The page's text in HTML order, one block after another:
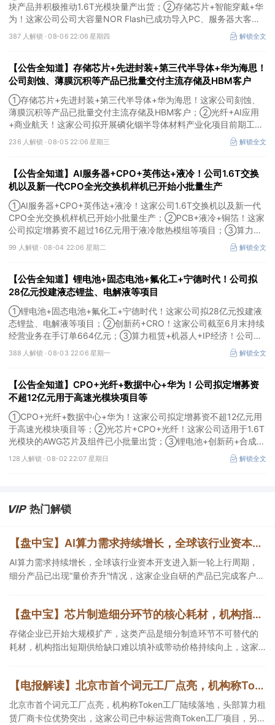
块产品并积极推动1.6T光模块量产出货；②存储芯片+智能穿戴+华
为！这家公司公司大容量NOR Flash已成功导入PC、服务器大客
户；③边缘计算+智慧灯杆！公司拟跨界布局固态存储标的。
387 人解锁 ·08-06 22:06 星期四 解锁全文
【公告全知道】存储芯片+先进封装+第三代半导体+华为海思！
公司刻蚀、薄膜沉积等产品已批量交付主流存储及HBM客户
①存储芯片+先进封装+第三代半导体+华为海思！这家公司刻蚀、
薄膜沉积等产品已批量交付主流存储及HBM客户；②光纤+AI应用
+商业航天！这家公司拟开展磷化铟半导体材料产业化项目前期工
作；③MLCC+光模块+商业航天+军工！公司拟定增募资不超3亿元
用于MLCC相关项目。
236 人解锁 ·08-05 22:06 星期三 解锁全文
【公告全知道】AI服务器+CPO+英伟达+液冷！公司1.6T交换
机以及新一代CPO全光交换机样机已开始小批量生产
①AI服务器+CPO+英伟达+液冷！这家公司1.6T交换机以及新一代
CPO全光交换机样机已开始小批量生产；②PCB+液冷+铜箔！这家
公司拟定增募资不超过16亿元用于液冷散热模组等项目；③算力
+云计算+华为鲲鹏！公司签署超46亿元算力服务合同。
99 人解锁 · 08-04 22:06 星期二 解锁全文
【公告全知道】锂电池+固态电池+氟化工+宁德时代！公司拟
28亿元投建液态锂盐、电解液等项目
①锂电池+固态电池+氟化工+宁德时代！这家公司拟28亿元投建液
态锂盐、电解液等项目；②创新药+CRO！这家公司截至6月末持续
经营业务在手订单664亿元；③算力租赁+机器人+IP经济！公司签
署32亿元算力服务合同。
388 人解锁 ·08-03 22:06 星期一 解锁全文
【公告全知道】CPO+光纤+数据中心+华为！公司拟定增募资
不超12亿元用于高速光模块项目等
①CPO+光纤+数据中心+华为！这家公司拟定增募资不超12亿元用
于高速光模块项目等；②光芯片+CPO+光纤！这家公司适用于1.6T
光模块的AWG芯片及组件已小批量出货；③锂电池+创新药+合成生
物！公司拟定增募资不超过7亿元以切入半导体供应链。
128 人解锁 ·08-02 22:07 星期日 解锁全文
热门解锁
【盘中宝】AI算力需求持续增长，全球该行业资本开支进入新一轮上行周期，细分产品已出现“量价齐升”情况，这家企业在手订单超百亿元
AI算力需求持续增长，全球该行业资本开支进入新一轮上行周期，
细分产品已出现“量价齐升”情况，这家企业自研的产品已完成客户端
【盘中宝】芯片制造细分环节的核心耗材，机构指出短期供给缺口难以填补，或带动这类产品价格持续向上，这家公司拥有相关产能
存储企业已开始大规模扩产，这类产品是细分制造环节不可替代的
耗材，机构指出短期供给缺口难以填补或带动价格持续向上，这家
【电报解读】北京市首个词元工厂点亮，机构称Token工厂陆续落地，头部算力租赁厂商卡位优势突出，这家公司已中标运营商Token工厂项目
北京市首个词元工厂点亮，机构称Token工厂陆续落地，头部算力租
赁厂商卡位优势突出，这家公司已中标运营商Token工厂项目，另一